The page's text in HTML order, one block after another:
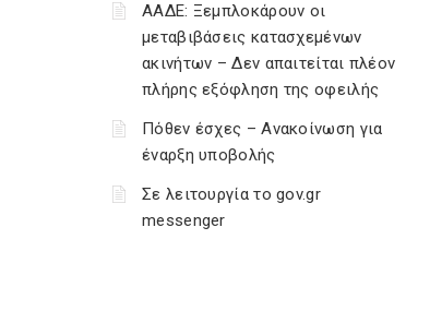
ΑΑΔΕ: Ξεμπλοκάρουν οι
μεταβιβάσεις κατασχεμένων
ακινήτων – Δεν απαιτείται πλέον
πλήρης εξόφληση της οφειλής
Πόθεν έσχες – Ανακοίνωση για
έναρξη υποβολής
Σε λειτουργία το gov.gr
messenger